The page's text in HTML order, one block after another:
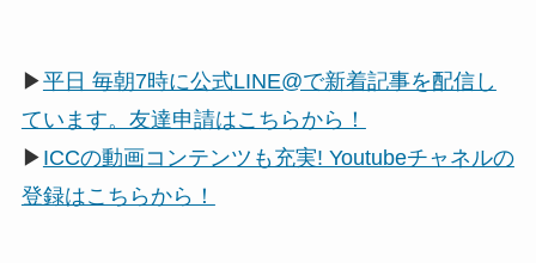
▶平日 毎朝7時に公式LINE@で新着記事を配信し
ています。友達申請はこちらから！
▶ ICCの動画コンテンツも充実! Youtubeチャネルの
登録はこちらから！